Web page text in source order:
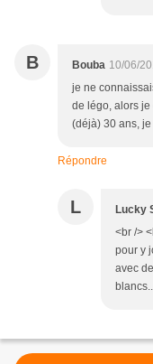
B Bouba 10/06/
je ne
de légo, alors
(déjà) 30 ans,
Répondre
L Lucky
<br />
pour y
avec